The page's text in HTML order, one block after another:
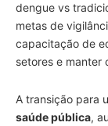
dengue vs
metas de
capacitação de
setores e manter
A transição para
saúde pública,